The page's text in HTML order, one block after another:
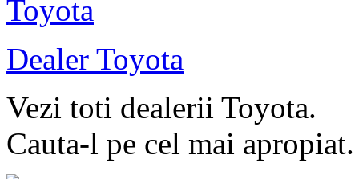
Dealer Toyota
Vezi toti dealerii Toyota.
Cauta-l pe cel mai apropiat.